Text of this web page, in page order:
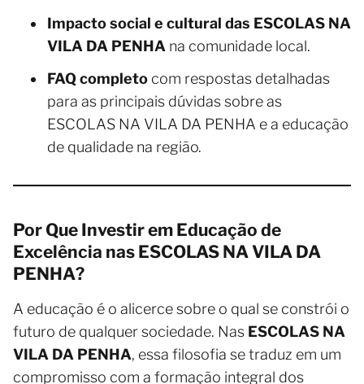
Impacto social e cultural das ESCOLAS NA
VILA DA PENHA na comunidade local.
FAQ completo com respostas detalhadas
para as principais dúvidas sobre as
ESCOLAS NA VILA DA PENHA e a educação
de qualidade na região.
Por Que Investir em Educação de
Excelência nas ESCOLAS NA VILA DA
PENHA?
A educação é o alicerce sobre o qual se constrói o
futuro de qualquer sociedade. Nas ESCOLAS NA
VILA DA PENHA, essa filosofia se traduz em um
compromisso com a formação integral dos